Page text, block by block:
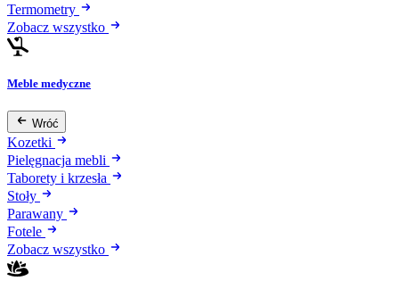
Termometry
Zobacz wszystko
Meble medyczne
Wróć
Kozetki
Pielęgnacja mebli
Taborety i krzesła
Stoły
Parawany
Fotele
Zobacz wszystko